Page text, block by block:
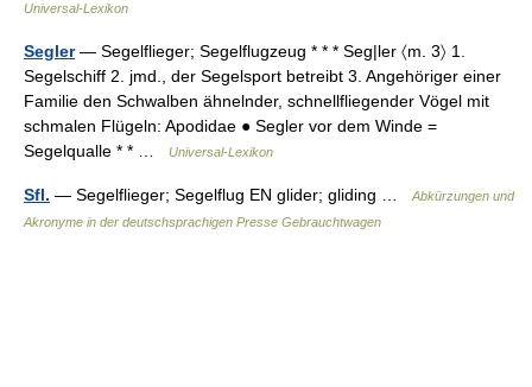
Universal-Lexikon
Segler— Segelflieger; Segelflugzeug * * * Seg|ler 〈m. 3〉 1.
Segelschiff 2. jmd., der Segelsport betreibt 3. Angehöriger einer
Familie den Schwalben ähnelnder, schnellfliegender Vögel mit
schmalen Flügeln: Apodidae ● Segler vor dem Winde =
Segelqualle * * …
Universal-Lexikon
Sfl. — Segelflieger; Segelflug EN glider; gliding …
Abkürzungen und
Akronyme in der deutschsprachigen Presse Gebrauchtwagen